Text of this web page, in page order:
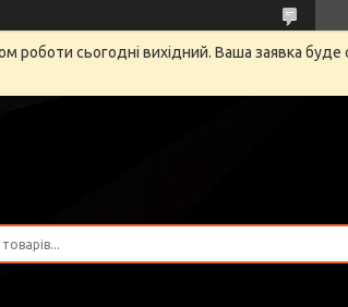
роботи сьогодні вихідний. Ваша заявка